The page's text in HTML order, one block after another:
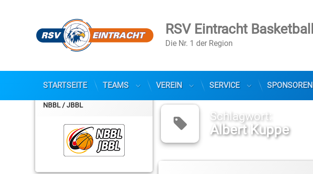
RSV Eintracht Basketball
Die Nr. 1 der Region
STARTSEITE TEAMS VEREIN SERVICE SPONSOREN
Schlagwort:
Albert Kuppe
NBBL / JBBL